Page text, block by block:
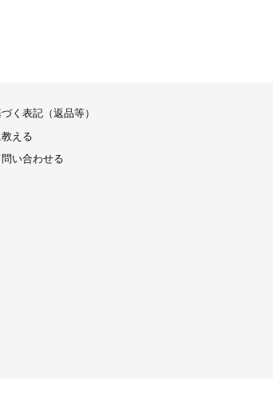
く表記（返品等）
える
い合わせる